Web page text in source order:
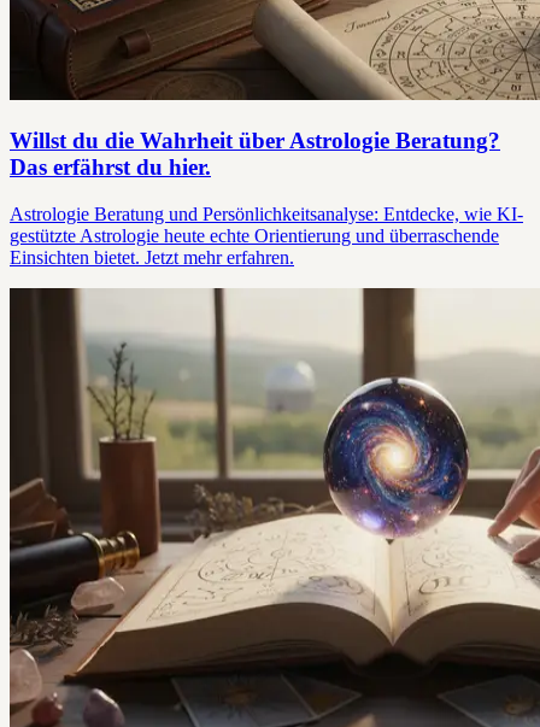
Willst du die Wahrheit über Astrologie Beratung?
Das erfährst du hier.
Astrologie Beratung und Persönlichkeitsanalyse: Entdecke, wie KI-
gestützte Astrologie heute echte Orientierung und überraschende
Einsichten bietet. Jetzt mehr erfahren.